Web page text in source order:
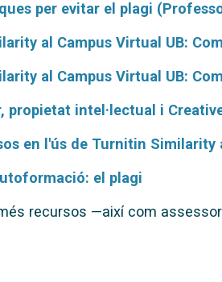
per evitar el plagi
al Campus Virtual UB:
al Campus Virtual UB:
propietat intel·lectual i
en l'ús de Turnitin Similarity
el plagi
recursos —així com